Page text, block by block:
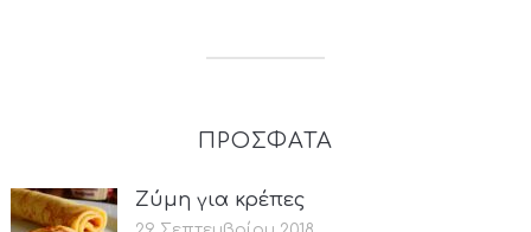
ΠΡΟΣΦΑΤΑ
Ζύμη για κρέπες